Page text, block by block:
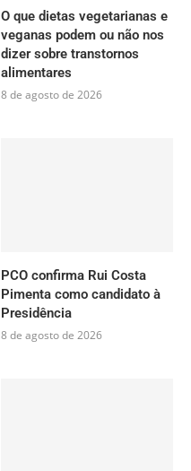
O que dietas vegetarianas e
veganas podem ou não nos
dizer sobre transtornos
alimentares
8 de agosto de 2026
PCO confirma Rui Costa
Pimenta como candidato à
Presidência
8 de agosto de 2026